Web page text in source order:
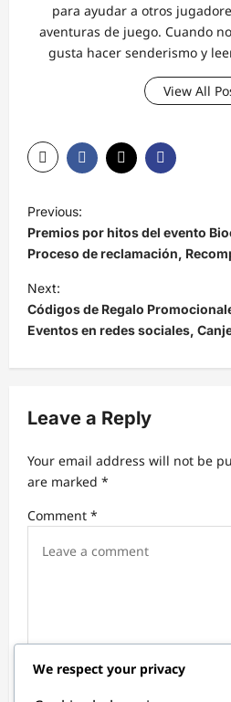
para ayudar a otros
aventuras de juego. Cuando
gusta hacer senderismo y
View All
o
s
t
n
a
v
g
a
t
i
Previous:
Premios por hitos del evento
Proceso de reclamación,
Next:
Códigos de Regalo
Eventos en redes sociales,
Leave a Reply
Your email address will not be
are marked *
Comment *
We respect your privacy